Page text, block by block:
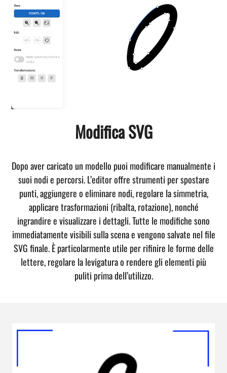
Modifica SVG
Dopo aver caricato un modello puoi modificare manualmente i
suoi nodi e percorsi. L’editor offre strumenti per spostare
punti, aggiungere o eliminare nodi, regolare la simmetria,
applicare trasformazioni (ribalta, rotazione), nonché
ingrandire e visualizzare i dettagli. Tutte le modifiche sono
immediatamente visibili sulla scena e vengono salvate nel file
SVG finale. È particolarmente utile per rifinire le forme delle
lettere, regolare la levigatura o rendere gli elementi più
puliti prima dell’utilizzo.